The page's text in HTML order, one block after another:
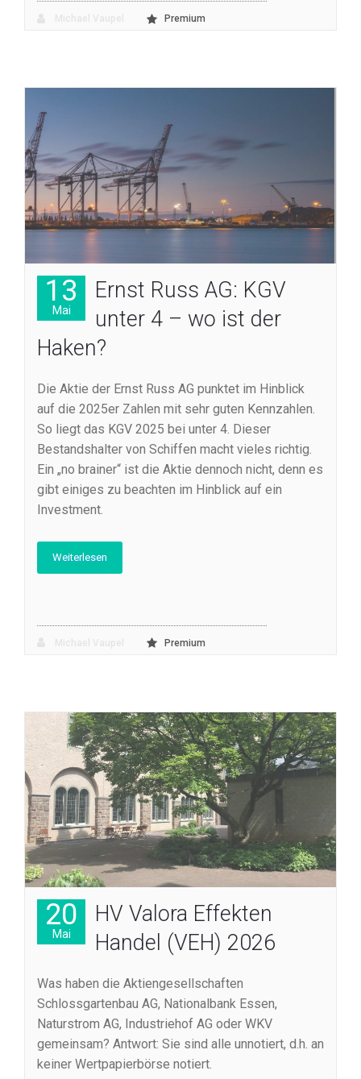
Premium
13
Mai
Ernst Russ AG: KGV
unter 4 – wo ist der
Haken?
Die Aktie der Ernst Russ AG punktet im Hinblick
auf die 2025er Zahlen mit sehr guten Kennzahlen.
So liegt das KGV 2025 bei unter 4. Dieser
Bestandshalter von Schiffen macht vieles richtig.
Ein „no brainer“ ist die Aktie dennoch nicht, denn es
gibt einiges zu beachten im Hinblick auf ein
Investment.
Weiterlesen
Premium
20
Mai
HV Valora Effekten
Handel (VEH) 2026
Was haben die Aktiengesellschaften
Schlossgartenbau AG, Nationalbank Essen,
Naturstrom AG, Industriehof AG oder WKV
gemeinsam? Antwort: Sie sind alle unnotiert, d.h. an
keiner Wertpapierbörse notiert.